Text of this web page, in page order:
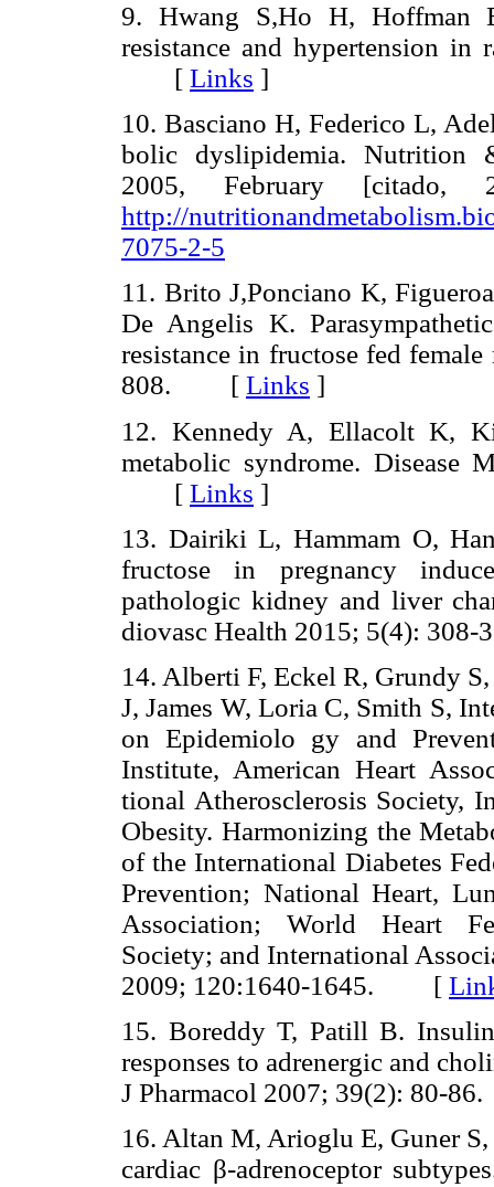
9. Hwang S,Ho H, Hoffman
resistance and hypertension in
[ Links ]
10. Basciano H, Federico L,
bolic dyslipidemia. Nutrition
2005, February [citado,
http://
7075-2-5
11. Brito J,Ponciano K,
De Angelis K.
resistance in fructose fed
808. [ Links ]
12. Kennedy A, Ellacolt K,
metabolic syndrome. Disease
[ Links ]
13. Dairiki L, Hammam O,
fructose in pregnancy
pathologic kidney and liver
diovasc Health 2015; 5(4):
14. Alberti F, Eckel R, Grundy
J, James W, Loria C, Smith S,
on Epidemiolo gy and
Institute, American Heart
tional Atherosclerosis Society,
Obesity. Harmonizing the
of the International Diabetes
Prevention; National Heart,
Association; World Heart
Society; and International
2009; 120:1640-1645. [
15. Boreddy T, Patill B.
responses to adrenergic and
J Pharmacol 2007; 39(2):
16. Altan M, Arioglu E, Guner
cardiac β-adrenoceptor